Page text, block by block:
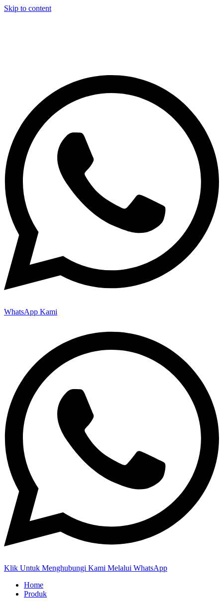
Skip to content
WhatsApp Kami
Klik Untuk Menghubungi Kami Melalui WhatsApp
Home
Produk